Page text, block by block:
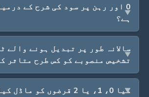
0 اور رہن پر سود کی شرح کے
ہے؟
سالانہ طور پر تبدیل ہونے والے
تشخیص منصوبے کو کس طرح متاثر
کیا 0، 1، یا 2 قرضوں کو ماڈل کیا جاسکتا ہے؟